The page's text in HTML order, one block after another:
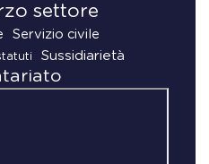
settore
Servizio civile
Sussidiarietà